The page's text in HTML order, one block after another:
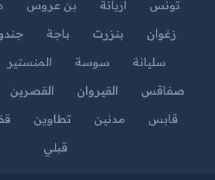
تونس أريانة بن عروس
زغوان
بنزرت باجة
سليانة
سوسة المنستير
صفاقس
القيروان القصرين
قابس
مدنين تطاوين
قبلي